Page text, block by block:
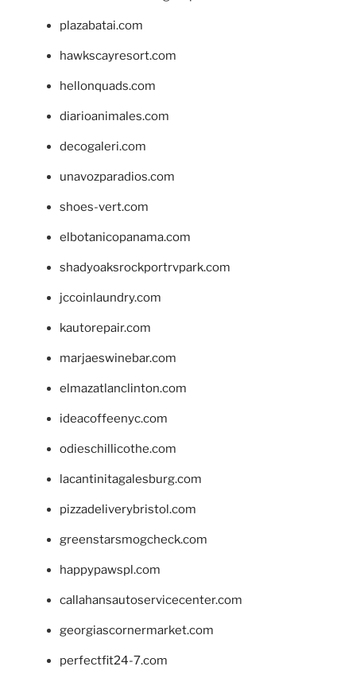
plazabatai.com
hawkscayresort.com
hellonquads.com
diarioanimales.com
decogaleri.com
unavozparadios.com
shoes-vert.com
elbotanicopanama.com
shadyoaksrockportrvpark.com
jccoinlaundry.com
kautorepair.com
marjaeswinebar.com
elmazatlanclinton.com
ideacoffeenyc.com
odieschillicothe.com
lacantinitagalesburg.com
pizzadeliverybristol.com
greenstarsmogcheck.com
happypawspl.com
callahansautoservicecenter.com
georgiascornermarket.com
perfectfit24-7.com